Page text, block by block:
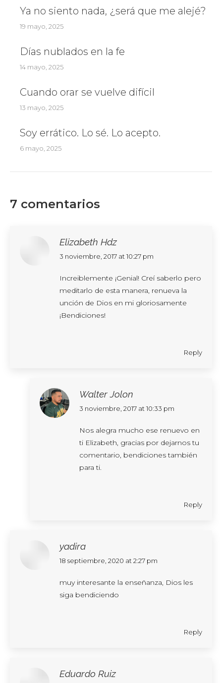
Ya no siento nada, ¿será que me alejé?
19 mayo, 2025
Días nublados en la fe
14 mayo, 2025
Cuando orar se vuelve difícil
13 mayo, 2025
Soy errático. Lo sé. Lo acepto.
6 mayo, 2025
7 comentarios
Elizabeth Hdz
says:
3 noviembre, 2017 at 10:27 pm
Increiblemente ¡Genial! Creí saberlo pero
meditarlo de esta manera, renueva la
unción de Dios en mi gloriosamente
¡Bendiciones!
Reply
Walter Jolon
says:
3 noviembre, 2017 at 10:33 pm
Nos alegra mucho ese renuevo en
ti Elizabeth, gracias por dejarnos tu
comentario, bendiciones también
para ti.
Reply
yadira
says:
18 septiembre, 2020 at 2:27 pm
muy interesante la enseñanza, Dios les
siga bendiciendo
Reply
Eduardo Ruiz